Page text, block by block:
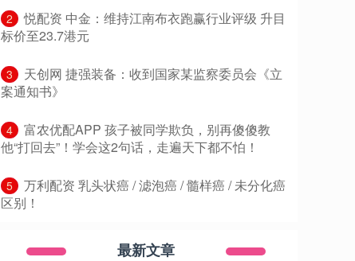
2
​悦配资 中金：维持江南布衣跑赢行业评级 升目
标价至23.7港元
3
​天创网 捷强装备：收到国家某监察委员会《立
案通知书》
4
​富农优配APP 孩子被同学欺负，别再傻傻教
他“打回去”！学会这2句话，走遍天下都不怕！
5
​万利配资 乳头状癌 / 滤泡癌 / 髓样癌 / 未分化癌
区别！
最新文章